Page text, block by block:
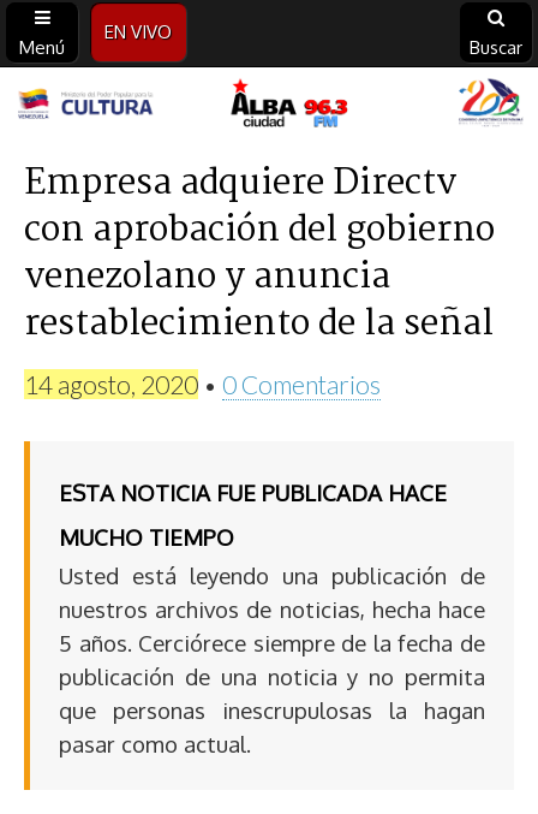
Menú
EN VIVO
Buscar
Alba
Ciudad
96.3
FM
Empresa adquiere Directv
con aprobación del gobierno
venezolano y anuncia
restablecimiento de la señal
14 agosto, 2020 • 0 Comentarios
ESTA NOTICIA FUE PUBLICADA HACE
MUCHO TIEMPO
Usted está leyendo una publicación de
nuestros archivos de noticias, hecha hace
5 años. Cerciórece siempre de la fecha de
publicación de una noticia y no permita
que personas inescrupulosas la hagan
pasar como actual.